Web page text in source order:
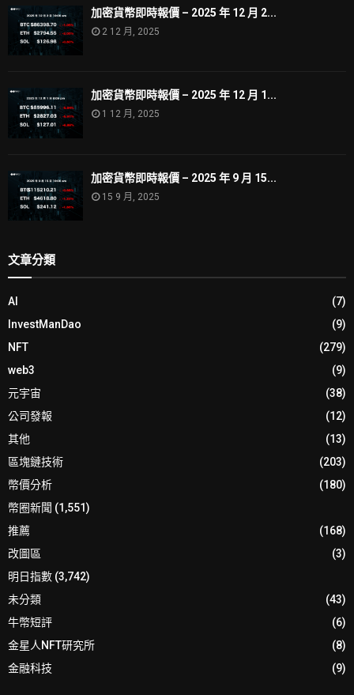
加密貨幣即時報價 – 2025 年 12 月 2...
2 12 月, 2025
加密貨幣即時報價 – 2025 年 12 月 1...
1 12 月, 2025
加密貨幣即時報價 – 2025 年 9 月 15...
15 9 月, 2025
文章分類
AI
(7)
InvestManDao
(9)
NFT
(279)
web3
(9)
元宇宙
(38)
公司發報
(12)
其他
(13)
區塊鏈技術
(203)
幣價分析
(180)
幣圈新聞 (1,551)
推薦
(168)
改圖區
(3)
明日指數 (3,742)
未分類
(43)
牛幣短評
(6)
金星人NFT研究所
(8)
金融科技
(9)